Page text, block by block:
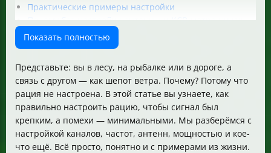
Практические примеры настройки
Дополнительные советы и хитрости
Таблица сравнения основных параметров настройки
Показать полностью
Представьте: вы в лесу, на рыбалке или в дороге, а
связь с другом — как шепот ветра. Почему? Потому что
рация не настроена. В этой статье вы узнаете, как
правильно настроить рацию, чтобы сигнал был
крепким, а помехи — минимальными. Мы разберёмся с
настройкой каналов, частот, антенн, мощностью и кое-
что ещё. Всё просто, понятно и с примерами из жизни.